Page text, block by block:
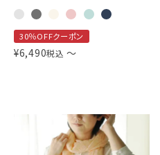
30％OFFクーポン
¥6,490税込 〜